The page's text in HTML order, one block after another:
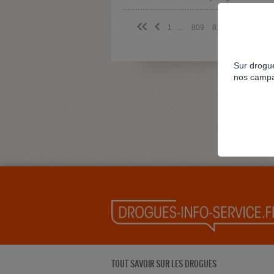
<< < 1 809 810
TOUT SAVOIR SUR LES DROGUES
Sur
nos